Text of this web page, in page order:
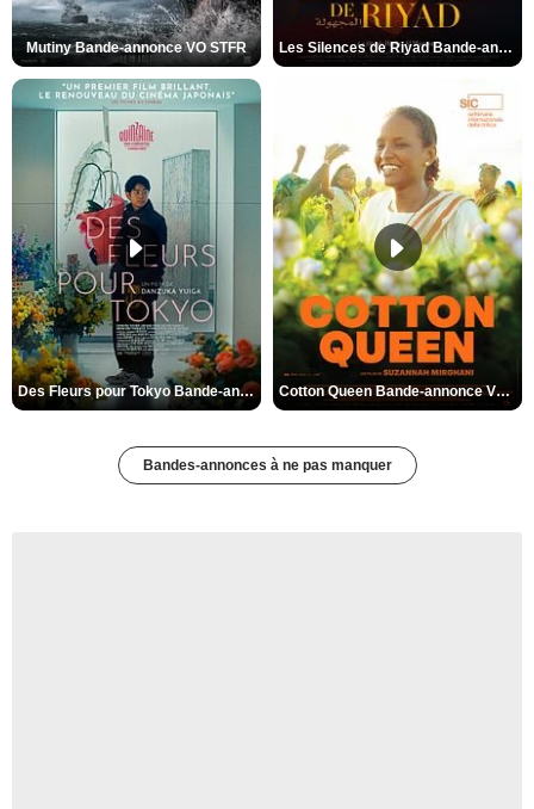
Mutiny Bande-annonce VO STFR Les Silences de Riyad Bande-annonce VO STFR
Des Fleurs pour Tokyo Bande-annonce VO STFR Cotton Queen Bande-annonce VO STFR
Bandes-annonces à ne pas manquer